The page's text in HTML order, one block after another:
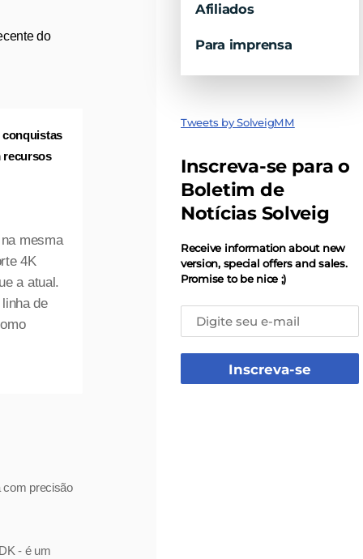
do
conquistas
recursos
mesma
4K
a atual.
de
com precisão
- é um
Afiliados
Para imprensa
Tweets by SolveigMM
Inscreva-se para o
Boletim de
Notícias Solveig
Receive information about new
version, special offers and sales.
Promise to be nice ;)
Inscreva-se